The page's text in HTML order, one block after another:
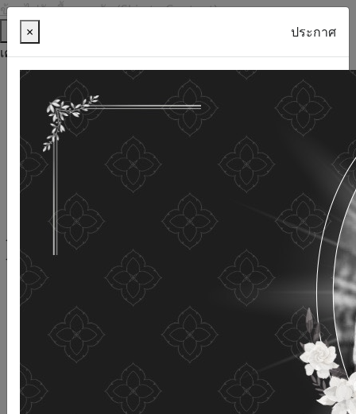
ข้ามไปยังเนื้อหาหลัก (Skip to Content)
ช่วยเหลือ
เครื่องมือการเข้าถึง
ภาษาไทย
ภาษาอังกฤษ
เพิ่มขนาดตัวอักษร
ลดขนาดตัวอักษร
ขนาดตัวอักษรปกติ
ความคมชัดสูง
ความคมชัดเชิงลบ
ความคมชัดปกติ
เปิดอ่านด้วยเสียง
ปิดอ่านด้วยเสียง
ผังเว็บไซต์
เว็บไซต์นี้ใช้คุกกี้ (Cookies)
กรมกิจการผู้สูงอายุ
ให้ความสำคัญต่อข้อมูลส่วนบุคคลของ
ท่าน เพื่อการพัฒนาและปรับปรุงเว็บไซต์ หากท่านใช้บริการ
เว็บไซต์นี้โดยไม่มีการปรับตั้งค่าใดๆ แสดงว่าท่านยินยอมที่จะ
รับคุกกี้บนเว็บไซต์ และนโยบายสิทธิส่วนบุคคลของเรา
× ประกาศ